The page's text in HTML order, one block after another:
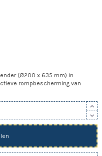
(Ø200 x 635 mm) in
rompbescherming van